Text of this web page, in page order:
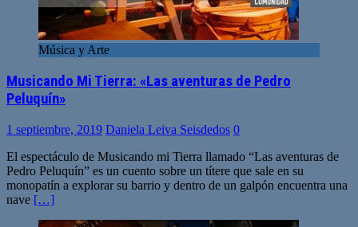
Música y Arte
Musicando Mi Tierra: «Las aventuras de Pedro
Peluquín»
1 septiembre, 2019 Daniela Leiva Seisdedos 0
El espectáculo de Musicando mi Tierra llamado “Las aventuras de
Pedro Peluquín” es un cuento sobre un títere que sale en su
monopatín a explorar su barrio y dentro de un galpón encuentra una
nave […]